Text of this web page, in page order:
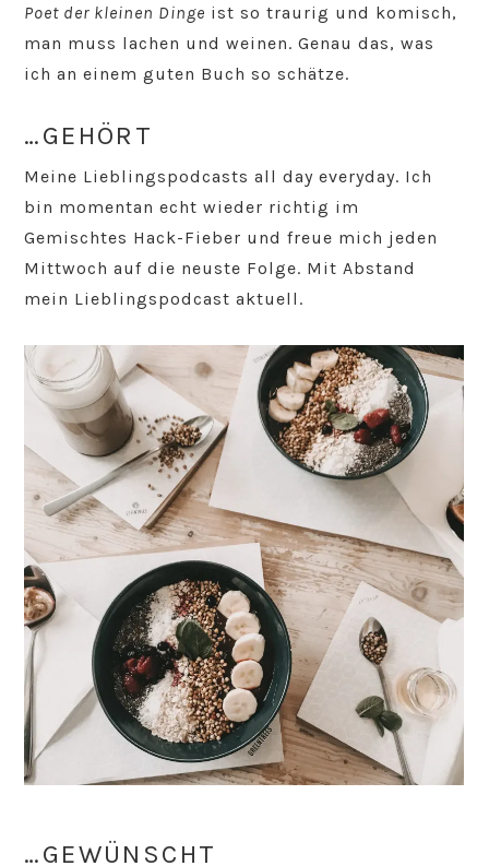
Poet der kleinen Dinge ist so traurig und komisch,
man muss lachen und weinen. Genau das, was
ich an einem guten Buch so schätze.
…GEHÖRT
Meine Lieblingspodcasts all day everyday. Ich
bin momentan echt wieder richtig im
Gemischtes Hack-Fieber und freue mich jeden
Mittwoch auf die neuste Folge. Mit Abstand
mein Lieblingspodcast aktuell.
…GEWÜNSCHT